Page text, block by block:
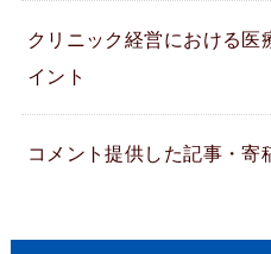
クリニック経営における医
イント
コメント提供した記事・寄